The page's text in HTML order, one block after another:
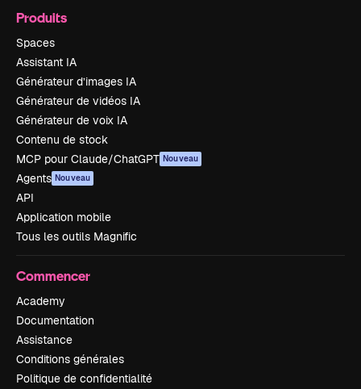
Produits
Spaces
Assistant IA
Générateur d’images IA
Générateur de vidéos IA
Générateur de voix IA
Contenu de stock
MCP pour Claude/ChatGPT Nouveau
Agents Nouveau
API
Application mobile
Tous les outils Magnific
Commencer
Academy
Documentation
Assistance
Conditions générales
Politique de confidentialité